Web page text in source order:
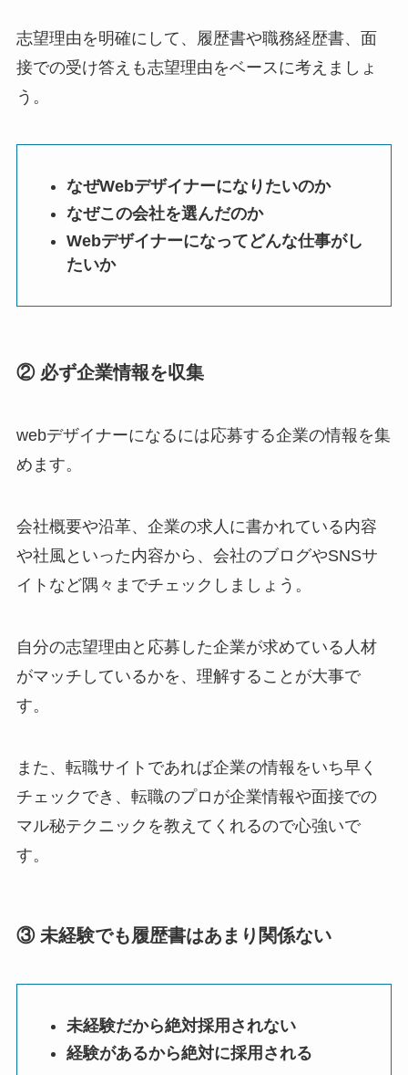
志望理由を明確にして、履歴書や職務経歴書、面
接での受け答えも志望理由をベースに考えましょ
う。
なぜWebデザイナーになりたいのか
なぜこの会社を選んだのか
Webデザイナーになってどんな仕事がし
たいか
② 必ず企業情報を収集
webデザイナーになるには応募する企業の情報を集
めます。
会社概要や沿革、企業の求人に書かれている内容
や社風といった内容から、会社のブログやSNSサ
イトなど隅々までチェックしましょう。
自分の志望理由と応募した企業が求めている人材
がマッチしているかを、理解することが大事で
す。
また、転職サイトであれば企業の情報をいち早く
チェックでき、転職のプロが企業情報や面接での
マル秘テクニックを教えてくれるので心強いで
す。
③ 未経験でも履歴書はあまり関係ない
未経験だから絶対採用されない
経験があるから絶対に採用される